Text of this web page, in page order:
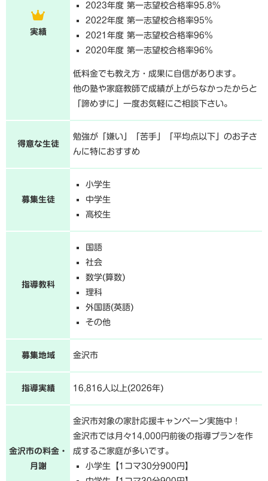
実績
2023年度 第一志望校合格率95.8%
2022年度 第一志望校合格率95%
2021年度 第一志望校合格率96%
2020年度 第一志望校合格率96%
低料金でも教え方・成果に自信があります。
他の塾や家庭教師で成績が上がらなかったからと
「諦めずに」一度お気軽にご相談下さい。
得意な生徒
勉強が「嫌い」「苦手」「平均点以下」のお子さ
んに特におすすめ
募集生徒
小学生
中学生
高校生
指導教科
国語
社会
数学(算数)
理科
外国語(英語)
その他
募集地域 金沢市
指導実績 16,816人以上(2026年)
金沢市の料金・
月謝
金沢市対象の家計応援キャンペーン実施中！
金沢市では月々14,000円前後の指導プランを作
成するご家庭が多いです。
小学生【1コマ30分900円】